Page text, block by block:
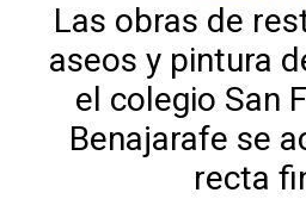
Las obras de
aseos y pintura
el colegio San
Benajarafe se
recta